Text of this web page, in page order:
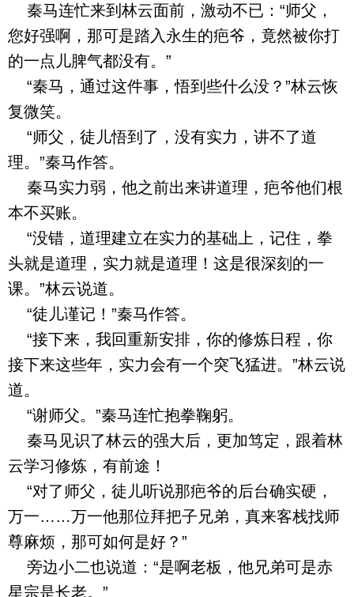
秦马连忙来到林云面前，激动不已：“师父，
您好强啊，那可是踏入永生的疤爷，竟然被你打
的一点儿脾气都没有。”
“秦马，通过这件事，悟到些什么没？”林云恢
复微笑。
“师父，徒儿悟到了，没有实力，讲不了道
理。”秦马作答。
秦马实力弱，他之前出来讲道理，疤爷他们根
本不买账。
“没错，道理建立在实力的基础上，记住，拳
头就是道理，实力就是道理！这是很深刻的一
课。”林云说道。
“徒儿谨记！”秦马作答。
“接下来，我回重新安排，你的修炼日程，你
接下来这些年，实力会有一个突飞猛进。”林云说
道。
“谢师父。”秦马连忙抱拳鞠躬。
秦马见识了林云的强大后，更加笃定，跟着林
云学习修炼，有前途！
“对了师父，徒儿听说那疤爷的后台确实硬，
万一……万一他那位拜把子兄弟，真来客栈找师
尊麻烦，那可如何是好？”
旁边小二也说道：“是啊老板，他兄弟可是赤
星宗是长老。”